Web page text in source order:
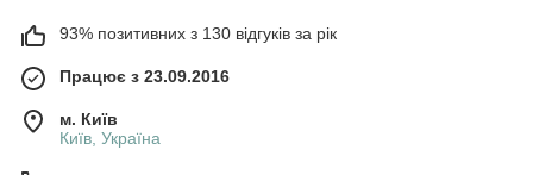
93% позитивних з 130 відгуків за рік
Працює з 23.09.2016
м. Київ
Київ, Україна